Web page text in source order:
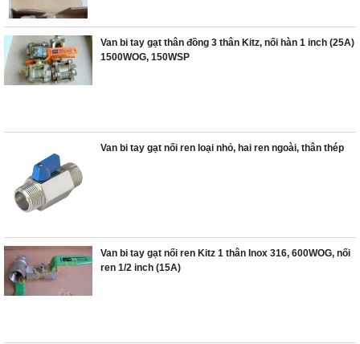
Van bi tay gạt thân đồng 3 thân Kitz, nối hàn 1 inch (25A)
1500WOG, 150WSP
Van bi tay gạt nối ren loại nhỏ, hai ren ngoài, thân thép
Van bi tay gạt nối ren Kitz 1 thân Inox 316, 600WOG, nối
ren 1/2 inch (15A)